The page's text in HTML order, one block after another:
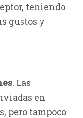
teniendo
gustos y
. Las
en
pero tampoco